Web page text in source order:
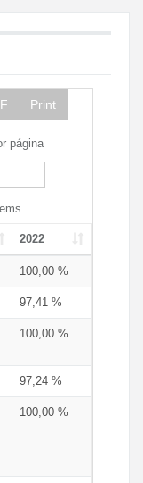
Print
página
2022
100,00 %
97,41 %
100,00 %
97,24 %
100,00 %